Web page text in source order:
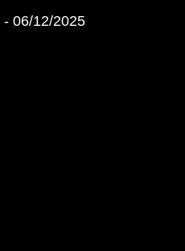
06/12/2025